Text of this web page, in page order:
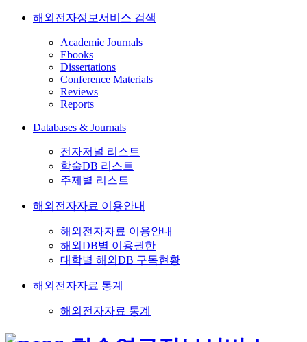
해외전자정보서비스 검색
Academic Journals
Ebooks
Dissertations
Conference Materials
Reviews
Reports
Databases & Journals
전자저널 리스트
학술DB 리스트
주제별 리스트
해외전자자료 이용안내
해외전자자료 이용안내
해외DB별 이용권한
대학별 해외DB 구독현황
해외전자자료 통계
해외전자자료 통계